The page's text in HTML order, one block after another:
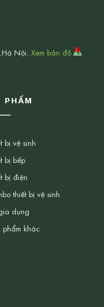
Nội. Xem bản đồ
PHẨM
bị vệ sinh
bị bếp
bị điện
thiết bị vệ sinh
dụng
phẩm khác